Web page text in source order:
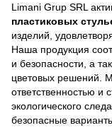
Limani Grup SRL
пластиковых
изделий,
Наша продукция
и безопасности, а
цветовых решений.
ответственностью
экологического
безопасные